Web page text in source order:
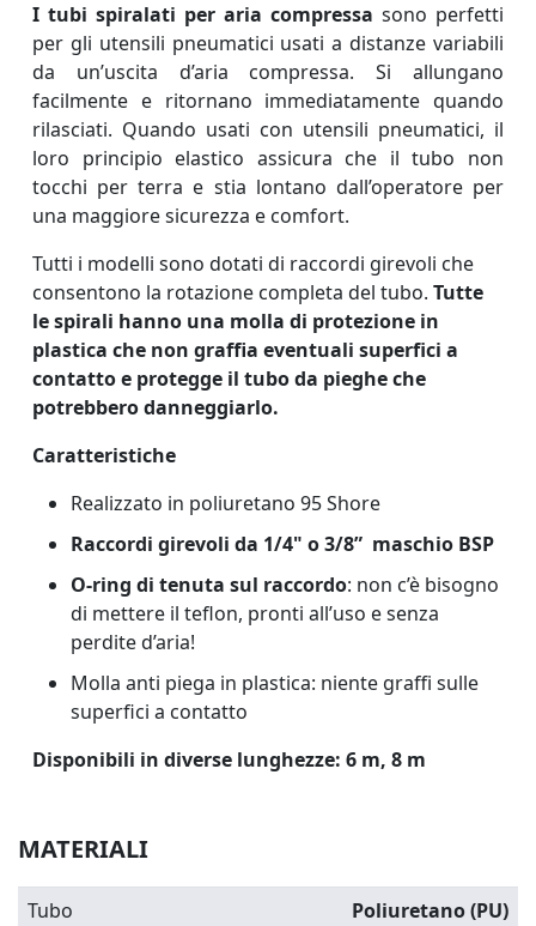
I tubi spiralati per aria compressa sono perfetti
per gli utensili pneumatici usati a distanze variabili
da un’uscita d’aria compressa. Si allungano
facilmente e ritornano immediatamente quando
rilasciati. Quando usati con utensili pneumatici, il
loro principio elastico assicura che il tubo non
tocchi per terra e stia lontano dall’operatore per
una maggiore sicurezza e comfort.
Tutti i modelli sono dotati di raccordi girevoli che
consentono la rotazione completa del tubo. Tutte
le spirali hanno una molla di protezione in
plastica che non graffia eventuali superfici a
contatto e protegge il tubo da pieghe che
potrebbero danneggiarlo.
Caratteristiche
Realizzato in poliuretano 95 Shore
Raccordi girevoli da 1/4" o 3/8” maschio BSP
O-ring di tenuta sul raccordo: non c’è bisogno
di mettere il teflon, pronti all’uso e senza
perdite d’aria!
Molla anti piega in plastica: niente graffi sulle
superfici a contatto
Disponibili in diverse lunghezze: 6 m, 8 m
MATERIALI
Tubo
Poliuretano (PU)